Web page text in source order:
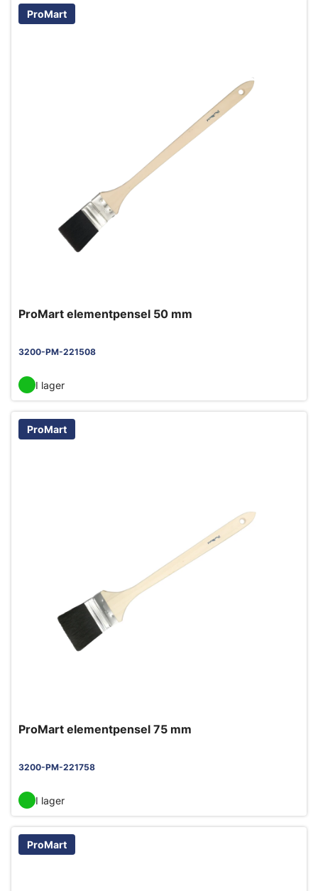
ProMart
ProMart elementpensel 50 mm
3200-PM-221508
I lager
ProMart
ProMart elementpensel 75 mm
3200-PM-221758
I lager
ProMart